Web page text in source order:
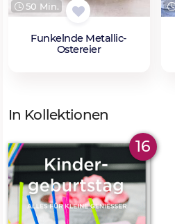
50 Min.
Funkelnde Metallic-
Ostereier
In Kollektionen
16